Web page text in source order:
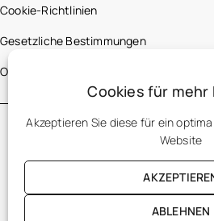
Cookie-Richtlinien
Gesetzliche Bestimmungen
Optic 2000 France
Cookies für mehr
Akzeptieren Sie diese für ein
Website
ABLEHNEN